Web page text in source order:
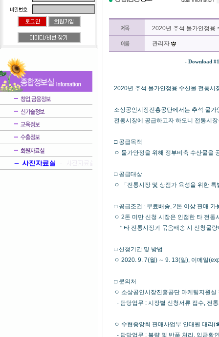
2020년 추석 물가안정용
관리자
- Download #1
2020년 추석 물가안정용 수산물 전통시
소상공인시장진흥공단에서는 추석 물
전통시장에 공급하고자 하오니 전통시
□ 공급목적
ㅇ 물가안정을 위해 정부비축 수산물을
□ 공급대상
ㅇ 「전통시장 및 상점가 육성을 위한
□ 공급조건 : 무료배송, 2톤 이상 판매 가
ㅇ 2톤 미만 신청 시장은 인접한 타 전통
* 타 전통시장과 묶음배송 시 신청물량
□ 신청기간 및 방법
ㅇ 2020. 9. 7(월) ∼ 9. 13(일), 이메일
□ 문의처
ㅇ 소상공인시장진흥공단 마케팅지원
- 담당업무 : 시장별 신청서류 접수, 전
ㅇ 수협중앙회 판매사업부 안대원 대리
- 담당업무 : 불량 및 반품 처리, 입금확